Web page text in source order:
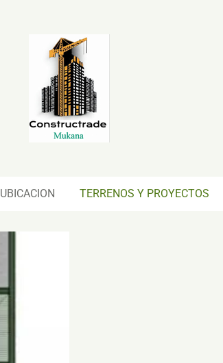
UBICACION TERRENOS Y PROYECTOS